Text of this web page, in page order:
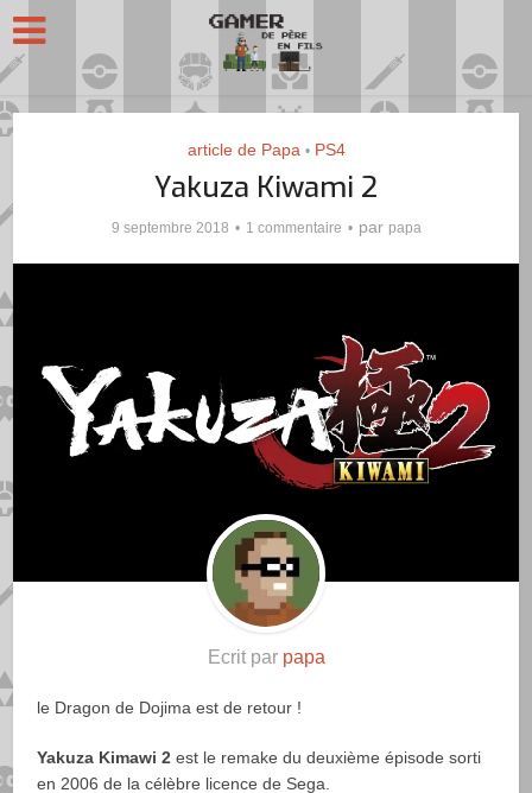
article de Papa • PS4
Yakuza Kiwami 2
9 septembre 2018 1 commentaire par papa
Ecrit par papa
le Dragon de Dojima est de retour !
Yakuza Kimawi 2 est le remake du deuxième épisode sorti
en 2006 de la célèbre licence de Sega.